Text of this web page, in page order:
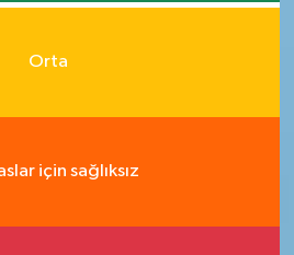
Orta
için sağlıksız